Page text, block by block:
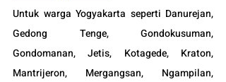
Untuk warga Yogyakarta seperti Danurejan
Gedong Tenge, Gondokusuman,
Gondomanan, Jetis, Kotagede, Kraton,
Mantrijeron, Mergangsan, Ngampilan,